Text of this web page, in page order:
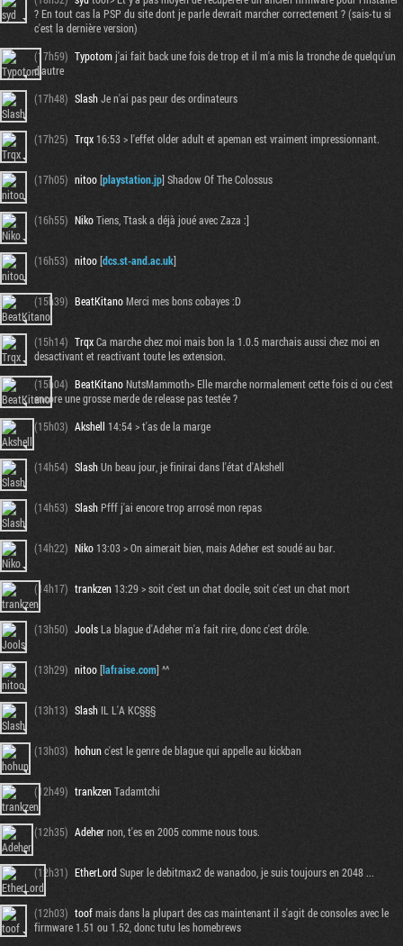
? En tout cas la PSP du site dont je parle devrait marcher correctement ? (sais-tu si
c'est la dernière version)
(17h59) Typotomj'ai fait back une fois de trop et il m'a mis la tronche de quelqu'un
d'autre
(17h48) SlashJe n'ai pas peur des ordinateurs
(17h25) Trqx16:53 > l'effet older adult et apeman est vraiment impressionnant.
(17h05) nitoo[playstation.jp] Shadow Of The Colossus
(16h55) NikoTiens, Ttask a déjà joué avec Zaza :]
(16h53) nitoo[dcs.st-and.ac.uk]
(15h39) BeatKitanoMerci mes bons cobayes :D
(15h14) TrqxCa marche chez moi mais bon la 1.0.5 marchais aussi chez moi en
desactivant et reactivant toute les extension.
(15h04) BeatKitanoNutsMammoth> Elle marche normalement cette fois ci ou c'est
encore une grosse merde de release pas testée ?
(15h03) Akshell 14:54 > t'as de la marge
(14h54) SlashUn beau jour, je finirai dans l'état d'Akshell
(14h53) SlashPfff j'ai encore trop arrosé mon repas
(14h22) Niko13:03 > On aimerait bien, mais Adeher est soudé au bar.
(14h17) trankzen13:29 > soit c'est un chat docile, soit c'est un chat mort
(13h50) JoolsLa blague d'Adeher m'a fait rire, donc c'est drôle.
(13h29) nitoo[lafraise.com] ^^
(13h13) Slash IL L'A KC§§§
(13h03) hohunc'est le genre de blague qui appelle au kickban
(12h49) trankzenTadamtchi
(12h35) Adehernon, t'es en 2005 comme nous tous.
(12h31) EtherLordSuper le debitmax2 de wanadoo, je suis toujours en 2048 ...
(12h03) toofmais dans la plupart des cas maintenant il s'agit de consoles avec le
firmware 1.51 ou 1.52, donc tutu les homebrews